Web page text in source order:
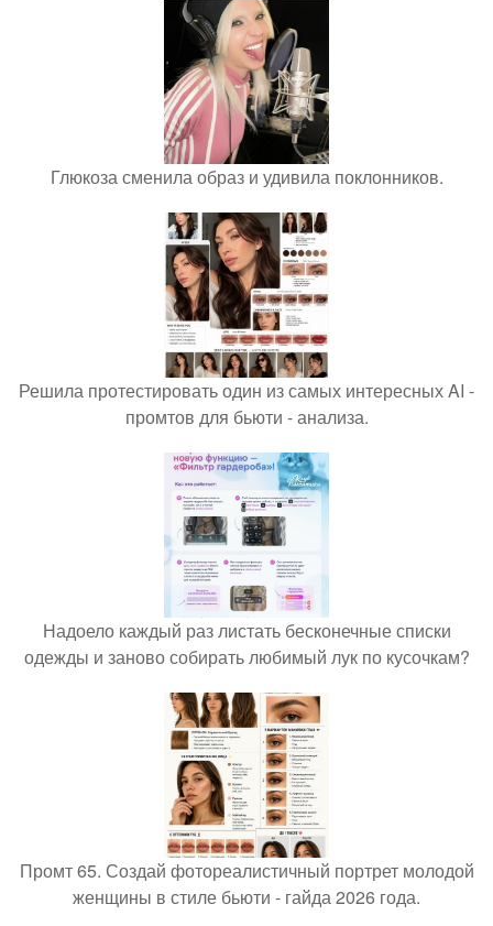
Глюкоза сменила образ и удивила поклонников.
Решила протестировать один из самых интересных AI -
промтов для бьюти - анализа.
Надоело каждый раз листать бесконечные списки
одежды и заново собирать любимый лук по кусочкам?
Промт 65. Создай фотореалистичный портрет молодой
женщины в стиле бьюти - гайда 2026 года.